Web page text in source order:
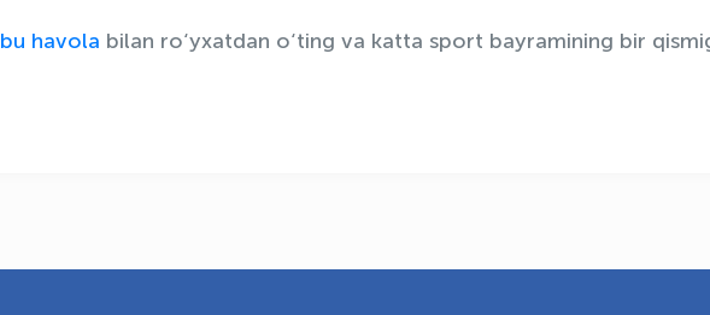
havola bilan ro‘yxatdan o‘ting va katta sport bayramining bir